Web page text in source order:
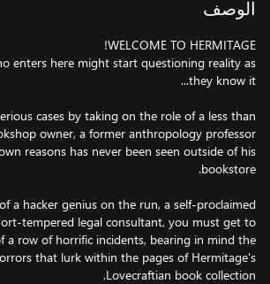
الوصف
enters here might start questioning reality as
cases by taking on the role of a less than
owner, a former anthropology professor
reasons has never been seen outside of his
a hacker genius on the run, a self-proclaimed
tempered legal consultant, you must get to
a row of horrific incidents, bearing in mind the
that lurk within the pages of Hermitage's
Lovecraftian book collection.